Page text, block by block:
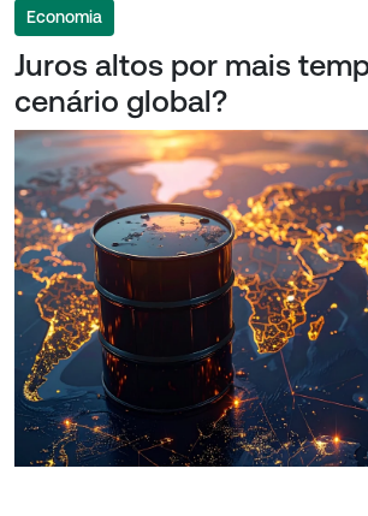
Economia
Juros altos por mais
cenário global?